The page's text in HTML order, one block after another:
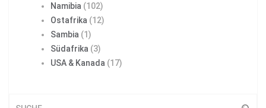
Namibia (102)
Ostafrika (12)
Sambia (1)
Südafrika (3)
USA & Kanada (17)